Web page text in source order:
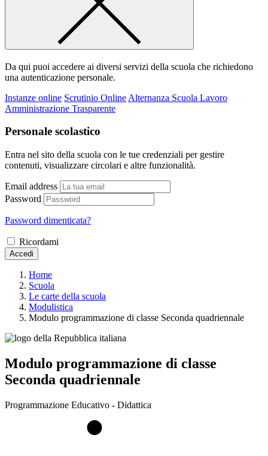
Da qui puoi accedere ai diversi servizi della scuola che richiedono
una autenticazione personale.
Instanze online Scrutinio Online Alternanza Scuola Lavoro
Amministrazione Trasparente
Personale scolastico
Entra nel sito della scuola con le tue credenziali per gestire
contenuti, visualizzare circolari e altre funzionalità.
Email address
Password
Password dimenticata?
Ricordami
Accedi
Home
Scuola
Le carte della scuola
Modulistica
Modulo programmazione di classe Seconda quadriennale
Modulo programmazione di classe
Seconda quadriennale
Programmazione Educativo - Didattica